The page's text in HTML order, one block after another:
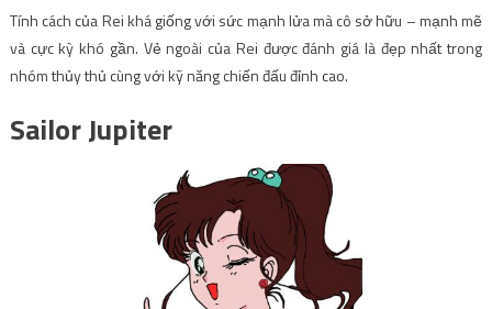
Tính cách của Rei khá giống với sức mạnh lửa mà cô sở hữu – mạnh mẽ
và cực kỳ khó gần. Vẻ ngoài của Rei được đánh giá là đẹp nhất trong
nhóm thủy thủ cùng với kỹ năng chiến đấu đỉnh cao.
Sailor Jupiter